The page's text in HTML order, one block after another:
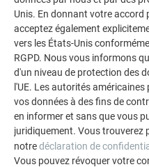
façades.
VOIR DAVANTAGE DE
Unis. En donnant votre accord
acceptez également
vers les États-Unis
RGPD. Nous vous informons
d'un niveau de protection des
l'UE. Les autorités
vos données à des fins de
en informer et sans que vous
juridiquement. Vous trouverez
notredéclaration de
Vous pouvez révoquer votre